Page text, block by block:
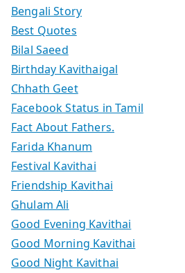
Bengali Story
Best Quotes
Bilal Saeed
Birthday Kavithaigal
Chhath Geet
Facebook Status in Tamil
Fact About Fathers.
Farida Khanum
Festival Kavithai
Friendship Kavithai
Ghulam Ali
Good Evening Kavithai
Good Morning Kavithai
Good Night Kavithai